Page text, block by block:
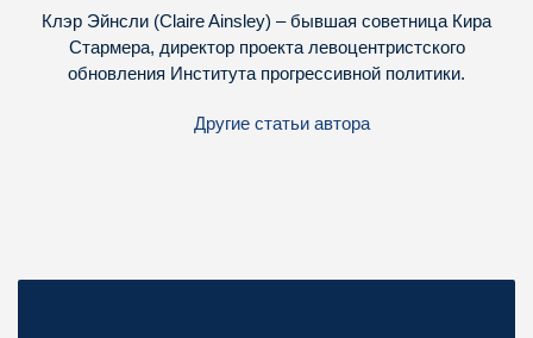
Клэр Эйнсли (Claire Ainsley) – бывшая советница Кира
Стармера, директор проекта левоцентристского
обновления Института прогрессивной политики.
Другие статьи автора